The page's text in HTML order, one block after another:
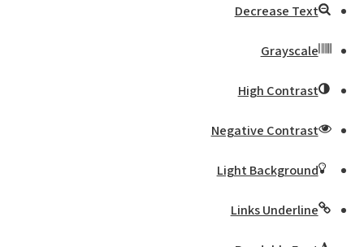
Decrease Text
Grayscale
High Contrast
Negative Contrast
Light Background
Links Underline